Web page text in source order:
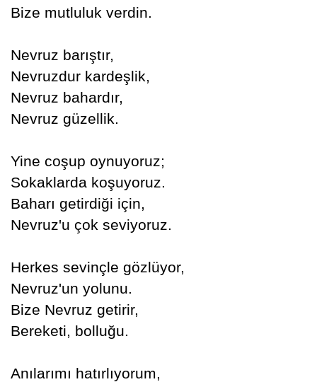
Bize mutluluk verdin.
Nevruz barıştır,
Nevruzdur kardeşlik,
Nevruz bahardır,
Nevruz güzellik.
Yine coşup oynuyoruz;
Sokaklarda koşuyoruz.
Baharı getirdiği için,
Nevruz'u çok seviyoruz.
Herkes sevinçle gözlüyor,
Nevruz'un yolunu.
Bize Nevruz getirir,
Bereketi, bolluğu.
Anılarımı hatırlıyorum,